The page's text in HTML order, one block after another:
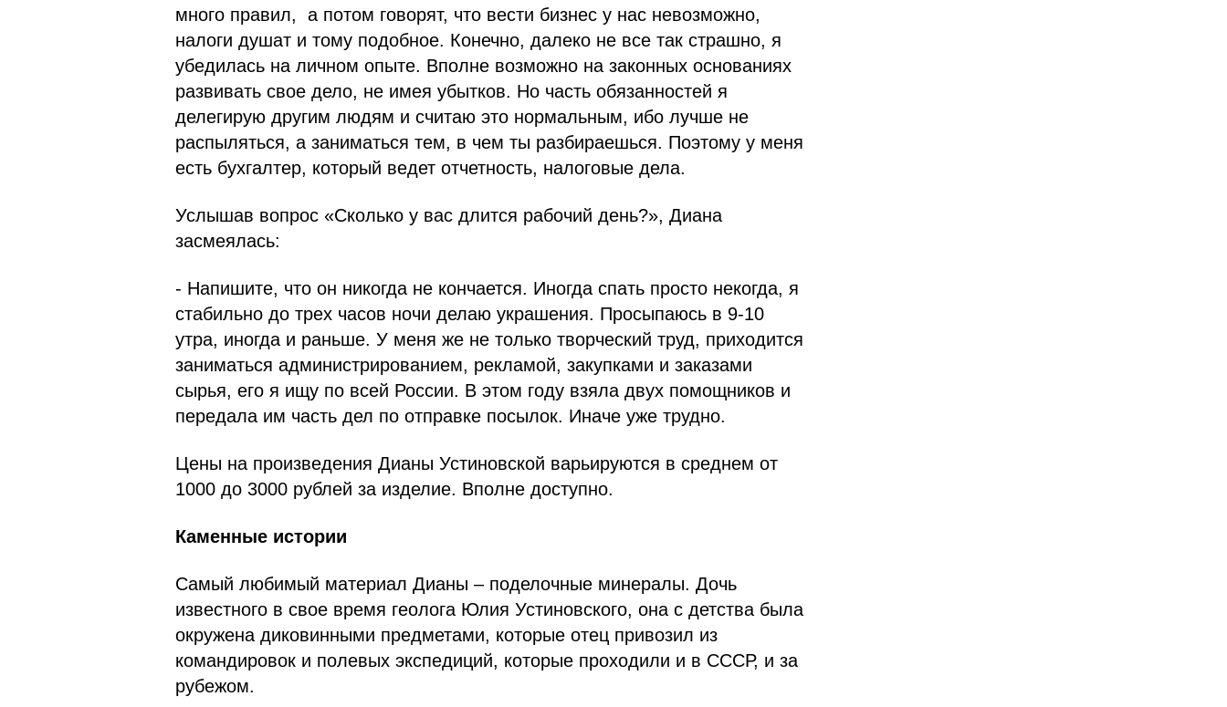
много правил, а потом говорят, что вести бизнес у нас невозможно,
налоги душат и тому подобное. Конечно, далеко не все так страшно, я
убедилась на личном опыте. Вполне возможно на законных основаниях
развивать свое дело, не имея убытков. Но часть обязанностей я
делегирую другим людям и считаю это нормальным, ибо лучше не
распыляться, а заниматься тем, в чем ты разбираешься. Поэтому у меня
есть бухгалтер, который ведет отчетность, налоговые дела.
Услышав вопрос «Сколько у вас длится рабочий день?», Диана
засмеялась:
- Напишите, что он никогда не кончается. Иногда спать просто некогда, я
стабильно до трех часов ночи делаю украшения. Просыпаюсь в 9-10
утра, иногда и раньше. У меня же не только творческий труд, приходится
заниматься администрированием, рекламой, закупками и заказами
сырья, его я ищу по всей России. В этом году взяла двух помощников и
передала им часть дел по отправке посылок. Иначе уже трудно.
Цены на произведения Дианы Устиновской варьируются в среднем от
1000 до 3000 рублей за изделие. Вполне доступно.
Каменные истории
Самый любимый материал Дианы – поделочные минералы. Дочь
известного в свое время геолога Юлия Устиновского, она с детства была
окружена диковинными предметами, которые отец привозил из
командировок и полевых экспедиций, которые проходили и в СССР, и за
рубежом.